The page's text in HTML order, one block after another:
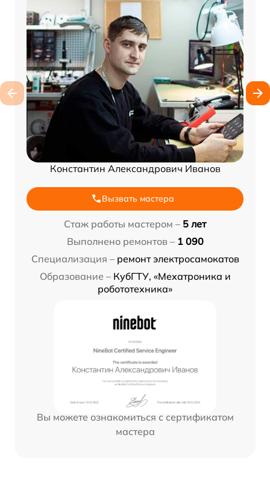
Константин Александрович Иванов
Вызвать мастера
Стаж работы мастером – 5 лет
Выполнено ремонтов – 1 090
Специализация – ремонт электросамокатов
Образование – КубГТУ, «Мехатроника и
робототехника»
Вы можете ознакомиться с сертификатом
мастера